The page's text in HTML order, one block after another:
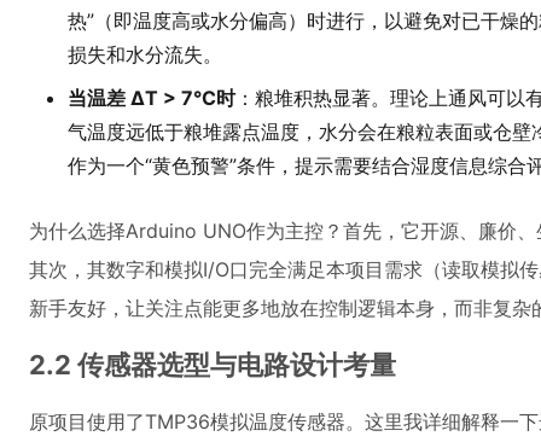
热”（即温度高或水分偏高）时进行，以避免对已干燥
损失和水分流失。
当温差 ΔT > 7°C时：粮堆积热显著。理论上通风可以
气温度远低于粮堆露点温度，水分会在粮粒表面或仓
作为一个“黄色预警”条件，提示需要结合湿度信息综合
为什么选择Arduino UNO作为主控？首先，它开源、廉价
其次，其数字和模拟I/O口完全满足本项目需求（读取模拟
新手友好，让关注点能更多地放在控制逻辑本身，而非复杂
2.2 传感器选型与电路设计考量
原项目使用了TMP36模拟温度传感器。这里我详细解释一